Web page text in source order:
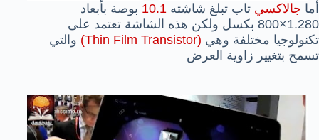
أما جالاكسي تاب تبلغ شاشته 10.1 بوصة بأبعاد
1.280×800 بكسل ولكن هذه الشاشة تعتمد على
تكنولوجيا مختلفة وهي (Thin Film Transistor)
والتي
تسمح بتغيير زاوية العرض